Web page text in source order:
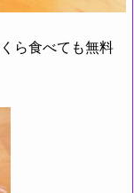
ら食べても無料